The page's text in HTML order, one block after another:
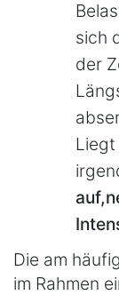
sich
der
Liegt
auf,
Die am
im Rahmen